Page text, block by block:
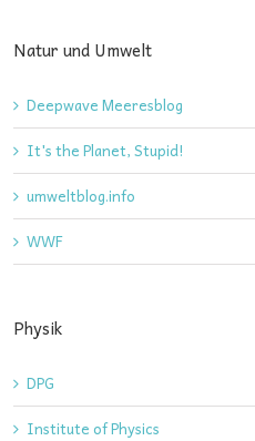
Natur und Umwelt
Deepwave Meeresblog
It's the Planet, Stupid!
umweltblog.info
WWF
Physik
DPG
Institute of Physics